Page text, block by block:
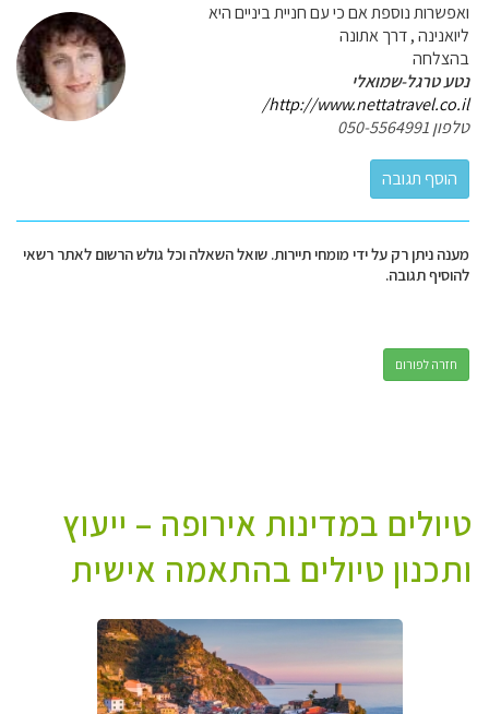
ואפשרות נוספת אם כי עם חניית ביניים היא
ליואנינה , דרך אתונה
בהצלחה
נטע טרגל-שמואלי
http://www.nettatravel.co.il/
טלפון 050-5564991
מענה ניתן רק על ידי מומחי תיירות. שואל השאלה וכל גולש הרשום לאתר רשאי
להוסיף תגובה.
חזרה לפורום
טיולים במדינות אירופה – ייעוץ
ותכנון טיולים בהתאמה אישית